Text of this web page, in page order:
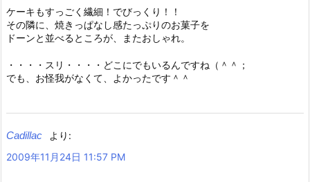
ケーキもすっごく繊細！でびっくり！！
その隣に、焼きっぱなし感たっぷりのお菓子を
ドーンと並べるところが、またおしゃれ。
・・・・スリ・・・・どこにでもいるんですね（＾＾；
でも、お怪我がなくて、よかったです＾＾
Cadillac
より:
2009年11月24日 11:57 PM